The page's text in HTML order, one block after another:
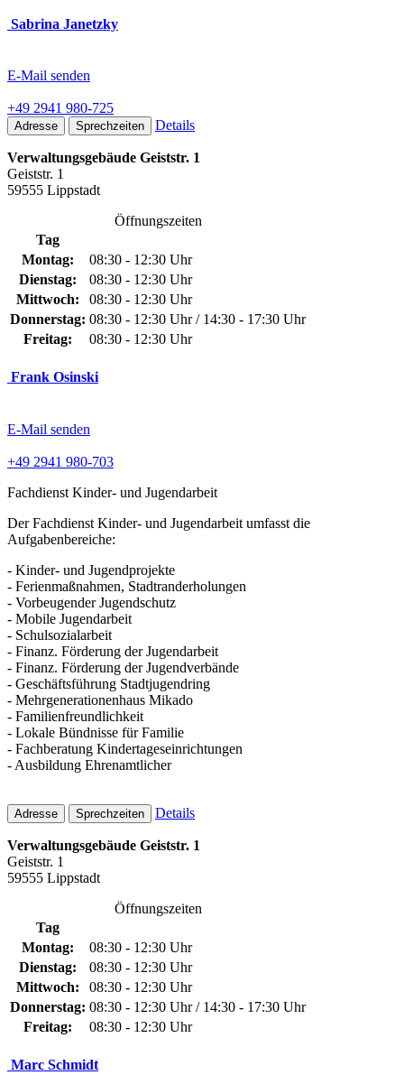
Sabrina Janetzky
E-Mail senden
+49 2941 980-725
Adresse Sprechzeiten Details
Verwaltungsgebäude Geiststr. 1
Geiststr. 1
59555 Lippstadt
Öffnungszeiten
Tag
Montag:
08:30 - 12:30 Uhr
Dienstag:
08:30 - 12:30 Uhr
Mittwoch:
08:30 - 12:30 Uhr
Donnerstag: 08:30 - 12:30 Uhr / 14:30 - 17:30 Uhr
Freitag:
08:30 - 12:30 Uhr
Frank Osinski
E-Mail senden
+49 2941 980-703
Fachdienst Kinder- und Jugendarbeit
Der Fachdienst Kinder- und Jugendarbeit umfasst die
Aufgabenbereiche:
- Kinder- und Jugendprojekte
- Ferienmaßnahmen, Stadtranderholungen
- Vorbeugender Jugendschutz
- Mobile Jugendarbeit
- Schulsozialarbeit
- Finanz. Förderung der Jugendarbeit
- Finanz. Förderung der Jugendverbände
- Geschäftsführung Stadtjugendring
- Mehrgenerationenhaus Mikado
- Familienfreundlichkeit
- Lokale Bündnisse für Familie
- Fachberatung Kindertageseinrichtungen
- Ausbildung Ehrenamtlicher
Adresse Sprechzeiten Details
Verwaltungsgebäude Geiststr. 1
Geiststr. 1
59555 Lippstadt
Öffnungszeiten
Tag
Montag:
08:30 - 12:30 Uhr
Dienstag:
08:30 - 12:30 Uhr
Mittwoch:
08:30 - 12:30 Uhr
Donnerstag: 08:30 - 12:30 Uhr / 14:30 - 17:30 Uhr
Freitag:
08:30 - 12:30 Uhr
Marc Schmidt